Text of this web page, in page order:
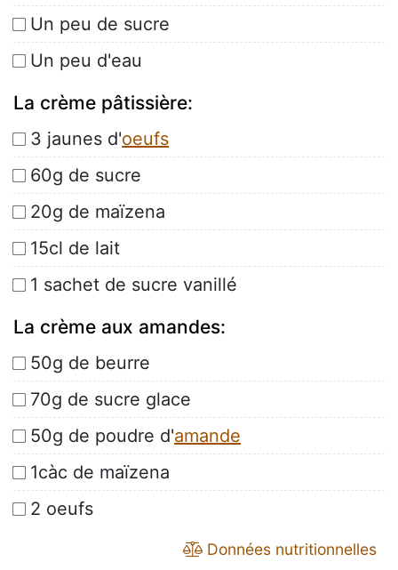
Un peu de sucre
Un peu d'eau
La crème pâtissière:
3 jaunes d'oeufs
60g de sucre
20g de maïzena
15cl de lait
1 sachet de sucre vanillé
La crème aux amandes:
50g de beurre
70g de sucre glace
50g de poudre d'amande
1càc de maïzena
2 oeufs
Données nutritionnelles